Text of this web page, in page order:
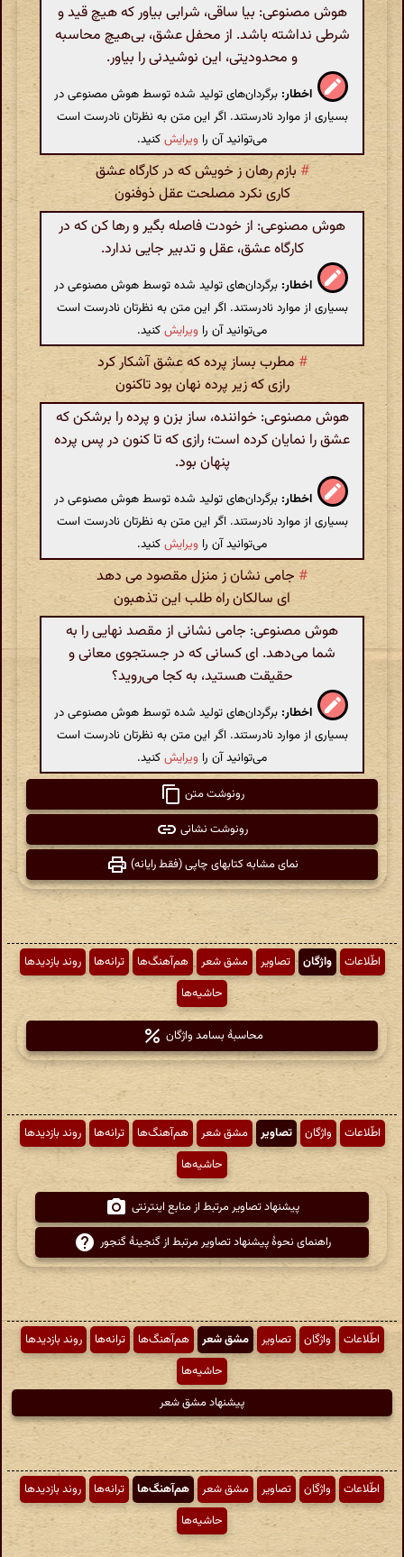
هوش مصنوعی: بیا ساقی، شرابی بیاور که هیچ قید و
شرطی نداشته باشد. از محفل عشق، بی‌هیچ محاسبه
و محدودیتی، این نوشیدنی را بیاور.
اخطار: برگردان‌های تولید شده توسط هوش مصنوعی در
بسیاری از موارد نادرستند. اگر این متن به نظرتان نادرست است
می‌توانید آن را ویرایشکنید.
# بازم رهان ز خویش که در کارگاه عشق
کاری نکرد مصلحت عقل ذوفنون
هوش مصنوعی: از خودت فاصله بگیر و رها کن که در
کارگاه عشق، عقل و تدبیر جایی ندارد.
اخطار: برگردان‌های تولید شده توسط هوش مصنوعی در
بسیاری از موارد نادرستند. اگر این متن به نظرتان نادرست است
می‌توانید آن را ویرایشکنید.
#مطرب بساز پرده که عشق آشکار کرد
رازی که زیر پرده نهان بود تاکنون
هوش مصنوعی: خواننده،‌ ساز بزن و پرده را برشکن که
عشق را نمایان کرده است؛ رازی که تا کنون در پس پرده
پنهان بود.
اخطار: برگردان‌های تولید شده توسط هوش مصنوعی در
بسیاری از موارد نادرستند. اگر این متن به نظرتان نادرست است
می‌توانید آن را ویرایشکنید.
# جامی نشان ز منزل مقصود می دهد
ای سالکان راه طلب این تذهبون
هوش مصنوعی: جامی نشانی از مقصد نهایی را به
شما می‌دهد. ای کسانی که در جستجوی معانی و
حقیقت هستید، به کجا می‌روید؟
اخطار: برگردان‌های تولید شده توسط هوش مصنوعی در
بسیاری از موارد نادرستند. اگر این متن به نظرتان نادرست است
می‌توانید آن را ویرایشکنید.
رونوشت متن
رونوشت نشانی
نمای مشابه کتابهای چاپی (فقط رایانه)
اطّلاعات واژگان تصاویر مشق شعر هم‌آهنگ‌ها ترانه‌ها
روند بازدیدها
حاشیه‌ها
محاسبهٔ بسامد واژگان
اطّلاعات واژگان تصاویر مشق شعر هم‌آهنگ‌ها ترانه‌ها
روند بازدیدها
حاشیه‌ها
پیشنهاد تصاویر مرتبط از منابع اینترنتی
راهنمای نحوهٔ پیشنهاد تصاویر مرتبط از گنجینهٔ گنجور
اطّلاعات واژگان تصاویر مشق شعر هم‌آهنگ‌ها ترانه‌ها
روند بازدیدها
حاشیه‌ها
پیشنهاد مشق شعر
اطّلاعات واژگان تصاویر مشق شعر هم‌آهنگ‌ها ترانه‌ها
روند بازدیدها
حاشیه‌ها